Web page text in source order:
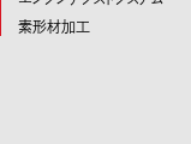
素形材加工